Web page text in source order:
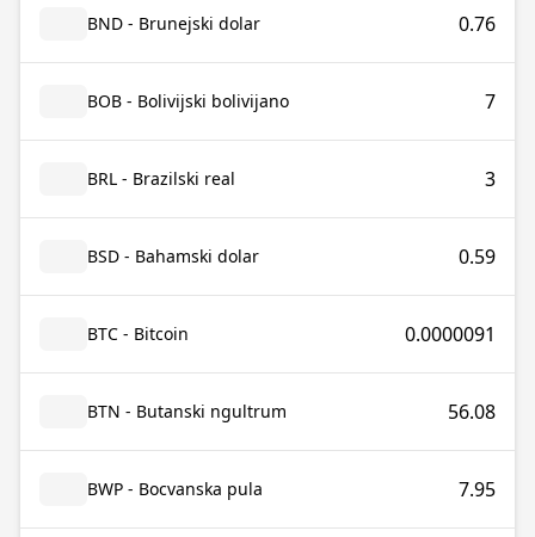
BND - Brunejski dolar 0.76
BOB - Bolivijski bolivijano 7
BRL - Brazilski real 3
BSD - Bahamski dolar 0.59
BTC - Bitcoin 0.0000091
BTN - Butanski ngultrum 56.08
BWP - Bocvanska pula 7.95